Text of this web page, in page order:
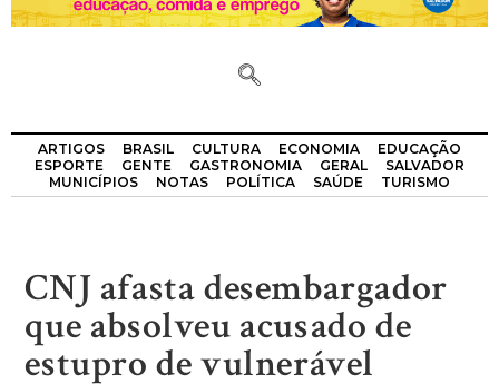
ARTIGOS BRASIL CULTURA ECONOMIA
EDUCAÇÃO
ESPORTE
GENTE GASTRONOMIA GERAL
SALVADOR
MUNICÍPIOS
NOTAS POLÍTICA SAÚDE TURISMO
CNJ afasta desembargador
que absolveu acusado de
estupro de vulnerável